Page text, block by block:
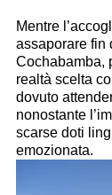
Mentre
assaporare fin
Cochabamba,
realtà scelta
dovuto
nonostante
scarse doti
emozionata.